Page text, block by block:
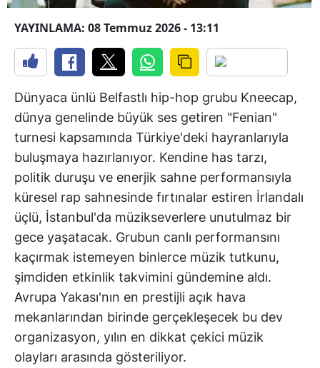
YAYINLAMA: 08 Temmuz 2026 - 13:11
Dünyaca ünlü Belfastlı hip-hop grubu Kneecap,
dünya genelinde büyük ses getiren "Fenian"
turnesi kapsamında Türkiye'deki hayranlarıyla
buluşmaya hazırlanıyor. Kendine has tarzı,
politik duruşu ve enerjik sahne performansıyla
küresel rap sahnesinde fırtınalar estiren İrlandalı
üçlü, İstanbul'da müzikseverlere unutulmaz bir
gece yaşatacak. Grubun canlı performansını
kaçırmak istemeyen binlerce müzik tutkunu,
şimdiden etkinlik takvimini gündemine aldı.
Avrupa Yakası'nın en prestijli açık hava
mekanlarından birinde gerçekleşecek bu dev
organizasyon, yılın en dikkat çekici müzik
olayları arasında gösteriliyor.